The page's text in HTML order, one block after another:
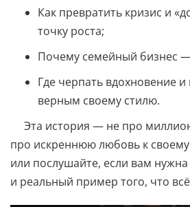
Как превратить кризис и
точку роста;
Почему семейный бизнес —
Где черпать вдохновение и
верным своему стилю.
Эта история — не про
про искреннюю любовь к
или послушайте, если вам
и реальный пример того, что